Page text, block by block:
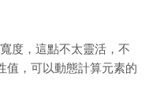
度，這點不太靈活，不
值，可以動態計算元素的